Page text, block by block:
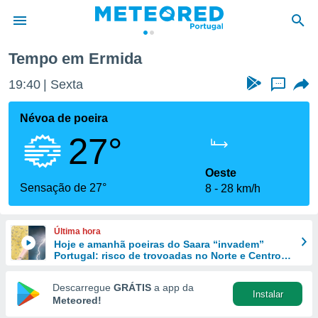
da
foi
fornecidas
a este
das
e
forma
digital
Tempo em Ermida
19:40 Sexta ...
Névoa de poeira
27°
Sensação de 27°
Oeste
8
28 km/h
Última hora
Hoje e amanhã poeiras do Saara “invadem”
Portugal: risco de trovoadas no Norte e Centro
Descarregue GRÁTIS a app da
Meteored!
Instalar